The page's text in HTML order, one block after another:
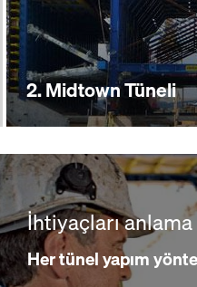
2. Midtown Tüneli
İhtiyaçları anlama
Her tünel yapım